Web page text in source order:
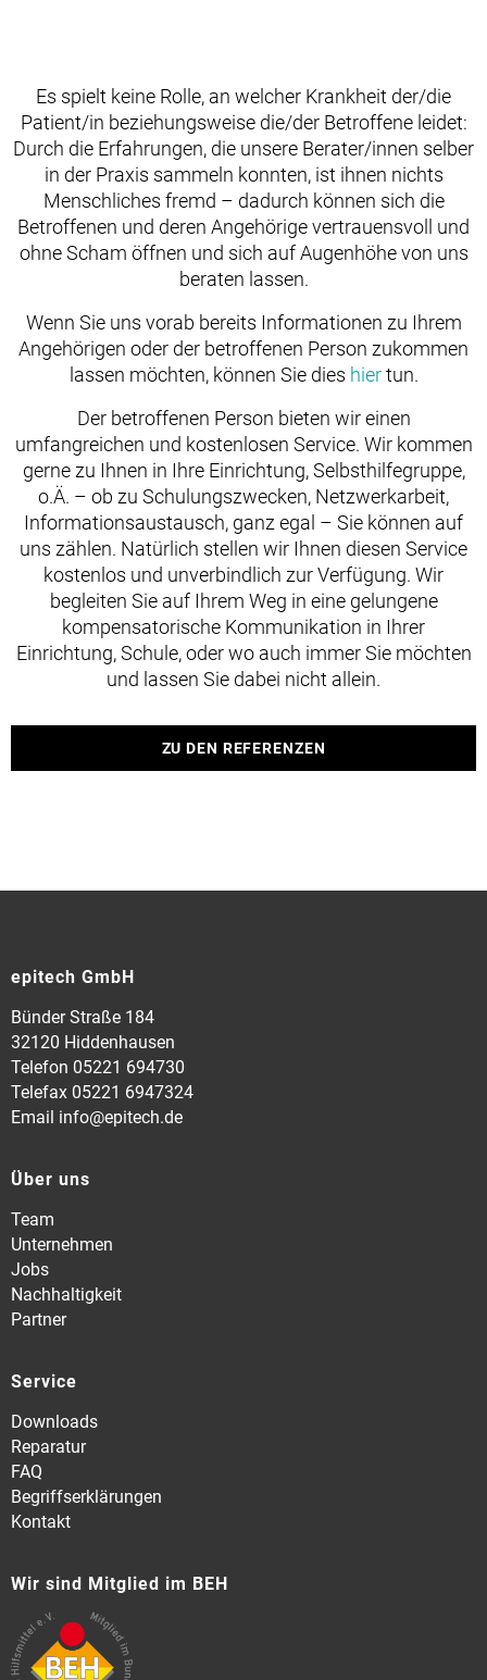
Es spielt keine Rolle, an welcher Krankheit der/die
Patient/in beziehungsweise die/der Betroffene leidet:
Durch die Erfahrungen, die unsere Berater/innen selber
in der Praxis sammeln konnten, ist ihnen nichts
Menschliches fremd – dadurch können sich die
Betroffenen und deren Angehörige vertrauensvoll und
ohne Scham öffnen und sich auf Augenhöhe von uns
beraten lassen.
Wenn Sie uns vorab bereits Informationen zu Ihrem
Angehörigen oder der betroffenen Person zukommen
lassen möchten, können Sie dies hiertun.
Der betroffenen Person bieten wir einen
umfangreichen und kostenlosen Service. Wir kommen
gerne zu Ihnen in Ihre Einrichtung, Selbsthilfegruppe,
o.Ä. – ob zu Schulungszwecken, Netzwerkarbeit,
Informationsaustausch, ganz egal – Sie können auf
uns zählen. Natürlich stellen wir Ihnen diesen Service
kostenlos und unverbindlich zur Verfügung. Wir
begleiten Sie auf Ihrem Weg in eine gelungene
kompensatorische Kommunikation in Ihrer
Einrichtung, Schule, oder wo auch immer Sie möchten
und lassen Sie dabei nicht allein.
ZU DEN REFERENZEN
epitech GmbH
Bünder Straße 184
32120 Hiddenhausen
Telefon 05221 694730
Telefax 05221 6947324
Email info@epitech.de
Über uns
Team
Unternehmen
Jobs
Nachhaltigkeit
Partner
Service
Downloads
Reparatur
FAQ
Begriffserklärungen
Kontakt
Wir sind Mitglied im BEH